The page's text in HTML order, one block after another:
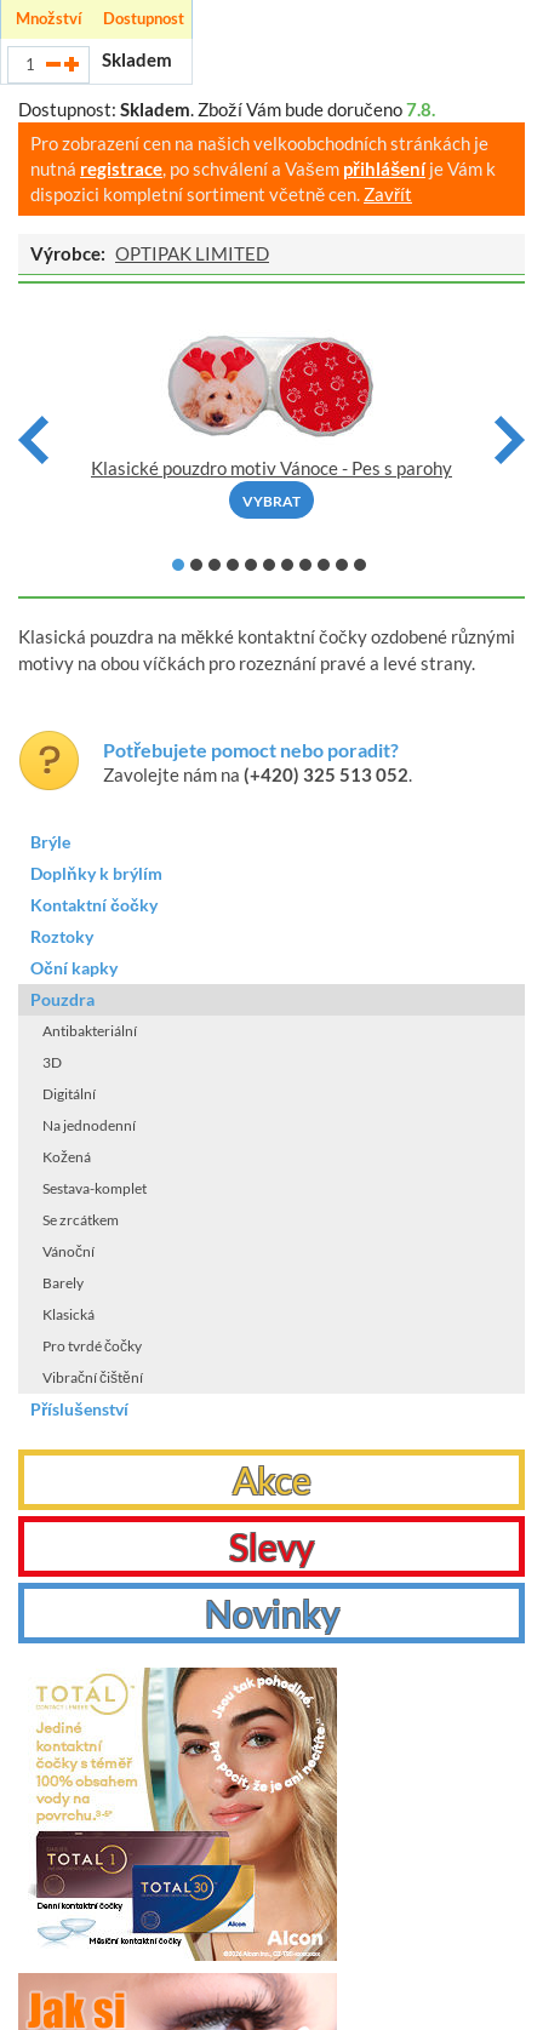
Množství Dostupnost
Skladem
Dostupnost: Skladem Zboží Vám bude doručeno7.8.
Pro zobrazení cen na našich velkoobchodních stránkách je
nutná registrace , po schválení a Vašem přihlášeníje Vám k
dispozici kompletní sortiment včetně cen. Zavřít
Výrobce: OPTIPAK LIMITED
Klasické pouzdro motiv Vánoce - Pes s parohy
VYBRAT
Klasická pouzdra na měkké kontaktní čočky ozdobené různými
motivy na obou víčkách pro rozeznání pravé a levé strany.
Potřebujete pomoct nebo poradit?
Zavolejte nám na (+420) 325 513 052
Brýle
Doplňky k brýlím
Kontaktní čočky
Roztoky
Oční kapky
Pouzdra
Antibakteriální
3D
Digitální
Na jednodenní
Kožená
Sestava-komplet
Se zrcátkem
Vánoční
Barely
Klasická
Pro tvrdé čočky
Vibrační čištění
Příslušenství
Akce
Slevy
Novinky